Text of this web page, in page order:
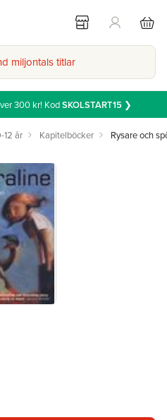
miljontals titlar
300 kr! KodSKOLSTART15 ❯
12 år Kapitelböcker Rysare och